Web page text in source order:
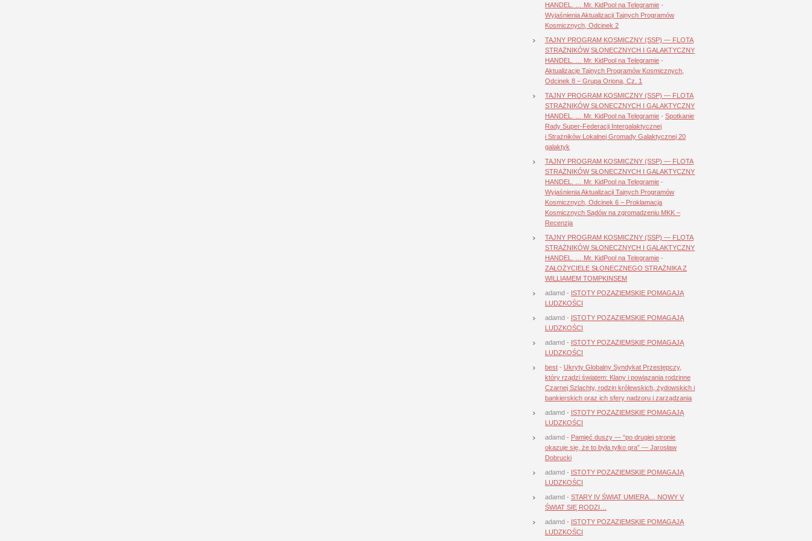
HANDEL. … Mr. KidPool na Telegramie -
Wyjaśnienia Aktualizacji Tajnych Programów
Kosmicznych, Odcinek 2
TAJNY PROGRAM KOSMICZNY (SSP) — FLOTA
STRAŻNIKÓW SŁONECZNYCH I GALAKTYCZNY
HANDEL. … Mr. KidPool na Telegramie -
Aktualizacje Tajnych Programów Kosmicznych,
Odcinek 8 – Grupa Oriona, Cz. 1
TAJNY PROGRAM KOSMICZNY (SSP) — FLOTA
STRAŻNIKÓW SŁONECZNYCH I GALAKTYCZNY
HANDEL. … Mr. KidPool na Telegramie - Spotkanie
Rady Super-Federacji Intergalaktycznej
i Strażników Lokalnej Gromady Galaktycznej 20
galaktyk
TAJNY PROGRAM KOSMICZNY (SSP) — FLOTA
STRAŻNIKÓW SŁONECZNYCH I GALAKTYCZNY
HANDEL. … Mr. KidPool na Telegramie -
Wyjaśnienia Aktualizacji Tajnych Programów
Kosmicznych, Odcinek 6 – Proklamacja
Kosmicznych Sądów na zgromadzeniu MKK –
Recenzja
TAJNY PROGRAM KOSMICZNY (SSP) — FLOTA
STRAŻNIKÓW SŁONECZNYCH I GALAKTYCZNY
HANDEL. … Mr. KidPool na Telegramie -
ZAŁOŻYCIELE SŁONECZNEGO STRAŻNIKA Z
WILLIAMEM TOMPKINSEM
adamd - ISTOTY POZAZIEMSKIE POMAGAJĄ
LUDZKOŚCI
adamd - ISTOTY POZAZIEMSKIE POMAGAJĄ
LUDZKOŚCI
adamd - ISTOTY POZAZIEMSKIE POMAGAJĄ
LUDZKOŚCI
best - Ukryty Globalny Syndykat Przestępczy,
który rządzi światem: Klany i powiązania rodzinne
Czarnej Szlachty, rodzin królewskich, żydowskich i
bankierskich oraz ich sfery nadzoru i zarządzania
adamd - ISTOTY POZAZIEMSKIE POMAGAJĄ
LUDZKOŚCI
adamd - Pamięć duszy — “po drugiej stronie
okazuje się, że to była tylko gra” — Jarosław
Dobrucki
adamd - ISTOTY POZAZIEMSKIE POMAGAJĄ
LUDZKOŚCI
adamd - STARY IV ŚWIAT UMIERA… NOWY V
ŚWIAT SIĘ RODZI…
adamd - ISTOTY POZAZIEMSKIE POMAGAJĄ
LUDZKOŚCI